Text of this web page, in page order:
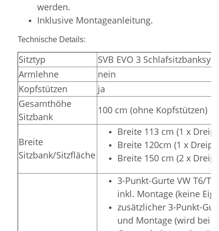
werden.
Inklusive Montageanleitung.
Technische Details:
Sitztyp
SVB EVO 3
Armlehne
nein
Kopfstützen
ja
Gesamthöhe
Sitzbank
100 cm (ohne Kopfstützen)
Breite
Sitzbank/Sitzfläche
Breite 113 cm (1 x
Breite 120cm (1 x
Breite 150 cm (2 x
3-Punkt-Gurte VW T6/
inkl. Montage (keine
zusätzlicher 3-Punkt-
und Montage (wird bei